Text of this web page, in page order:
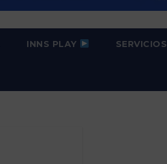
INNS PLAY SERVICIOS